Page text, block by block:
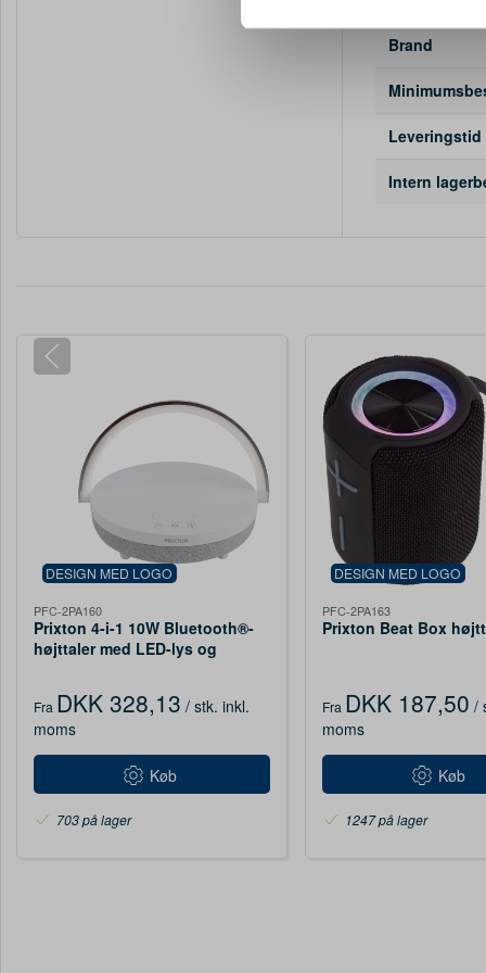
dem, eller som de har
Brand
Leveringstid
Intern
DESIGN MED LOGO
PFC-2PA160
Prixton 4-i-1 10W Bluetooth®-
højttaler med LED-lys og
Fra DKK 328,13 / stk. inkl.
moms
Køb
703 på lager
DESIGN MED LOGO
PFC-2PA163
Prixton Beat Box
Fra DKK 187,50 /
moms
Køb
1247 på lager